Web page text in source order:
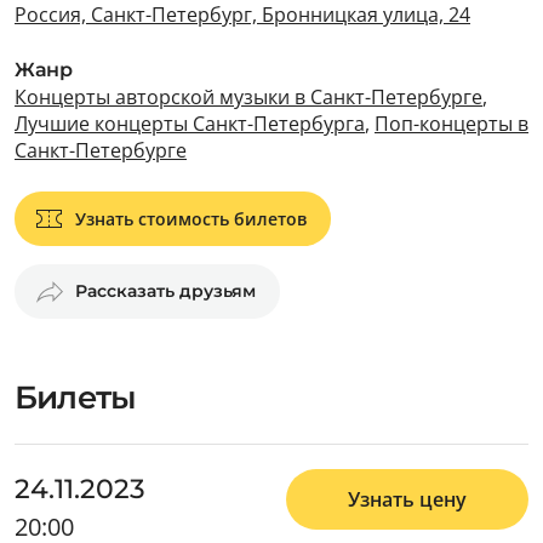
Россия, Санкт-Петербург, Бронницкая улица, 24
Жанр
Концерты авторской музыки в Санкт-Петербурге,
Лучшие концерты Санкт-Петербурга, Поп-концерты в
Санкт-Петербурге
Узнать стоимость билетов
Рассказать друзьям
Билеты
24.11.2023
20:00
Узнать цену